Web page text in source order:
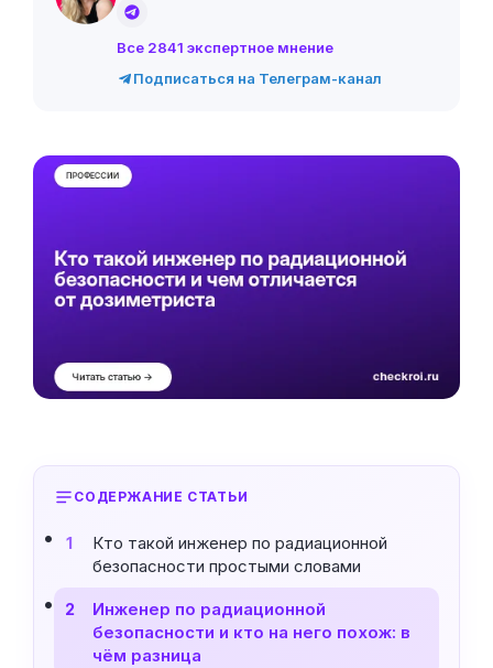
Все 2841 экспертное мнение
Подписаться на Телеграм-канал
СОДЕРЖАНИЕ СТАТЬИ
1
Кто такой инженер по радиационной
безопасности простыми словами
2
Инженер по радиационной
безопасности и кто на него похож: в
чём разница